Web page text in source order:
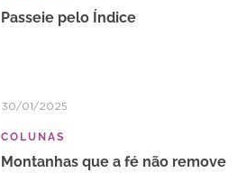
Passeie pelo Índice
30/01/2025
COLUNAS
Montanhas que a fé não remove